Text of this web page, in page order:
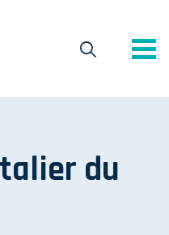
du